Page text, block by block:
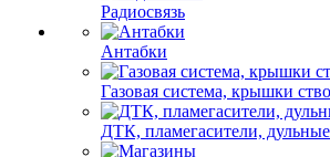
Радиосвязь
Антабки
Газовая система, крышки
ДТК, пламегасители,